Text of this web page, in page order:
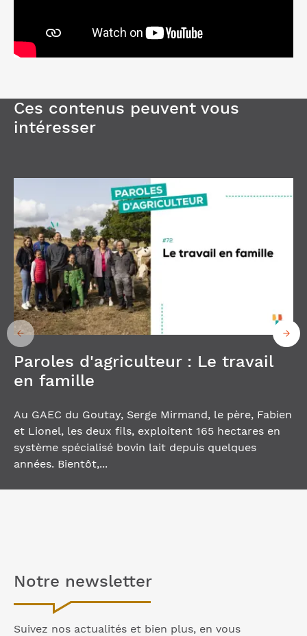
Ces contenus peuvent vous
intéresser
Paroles d'agriculteur : Le travail
en famille
Au GAEC du Goutay, Serge Mirmand, le père, Fabien
et Lionel, les deux fils, exploitent 165 hectares en
système spécialisé bovin lait depuis quelques
années. Bientôt,...
Notre newsletter
Suivez nos actualités et bien plus, en vous